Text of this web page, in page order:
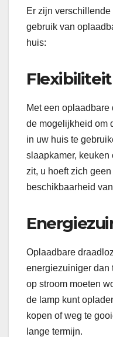
Er zijn
gebruik van
huis:
Flexibiliteit
Met een
de mogelijkheid om
in uw huis te
slaapkamer, keuken
zit, u hoeft zich
beschikbaarheid
Oplaadbare
energiezuiniger dan
op stroom moeten
de lamp kunt
kopen of weg te
lange termijn.